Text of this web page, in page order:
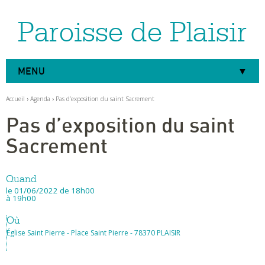
Outils
personnels
Paroisse de Plaisir
MENU
Accueil › Agenda › Pas d’exposition du saint Sacrement
Pas d’exposition du saint
Sacrement
Quand
le 01/06/2022 de 18h00
à 19h00
Où
Église Saint Pierre - Place Saint Pierre - 78370 PLAISIR